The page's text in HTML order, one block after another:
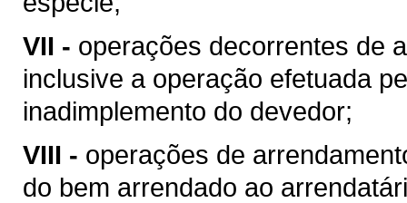
VII - operações decorrentes de
inclusive a operação efetuada
inadimplemento do devedor;
VIII - operações de
do bem arrendado ao